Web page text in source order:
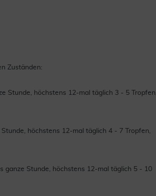
Zuständen:
Stunde, höchstens 12-mal täglich 3 - 5 Tropfen,
höchstens 12-mal täglich 4 - 7 Tropfen,
ganze Stunde, höchstens 12-mal täglich 5 - 10